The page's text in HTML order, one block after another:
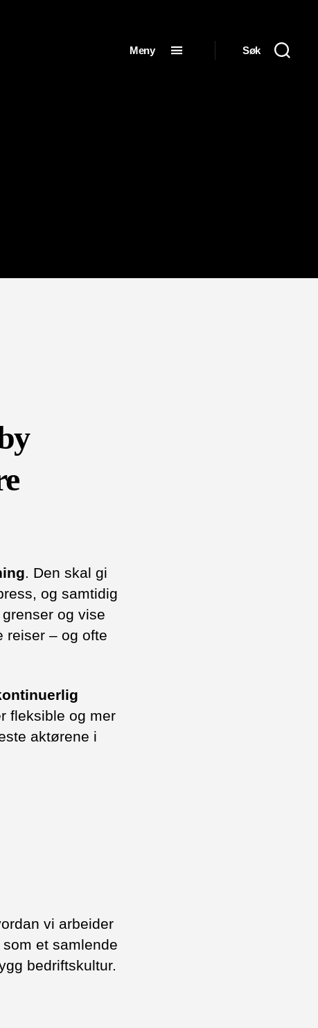
Meny Søk
. Den skal gi
og samtidig
og vise
reiser – og ofte
fleksible og mer
aktørene i
vi arbeider
et samlende
bedriftskultur.